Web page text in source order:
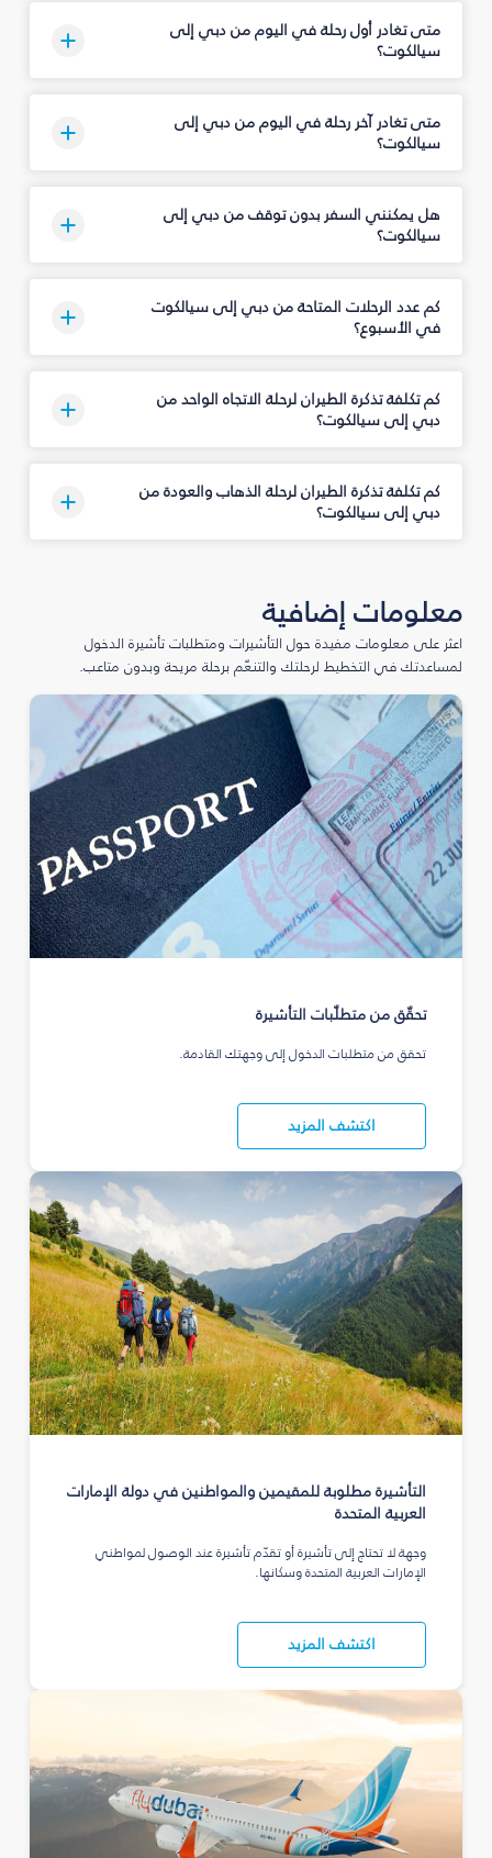
متى تغادر أول رحلة في اليوم من دبي إلى
سيالكوت؟
متى تغادر آخر رحلة في اليوم من دبي إلى
سيالكوت؟
هل يمكنني السفر بدون توقف من دبي إلى
سيالكوت؟
كم عدد الرحلات المتاحة من دبي إلى سيالكوت
في الأسبوع؟
كم تكلفة تذكرة الطيران لرحلة الاتجاه الواحد من
دبي إلى سيالكوت؟
كم تكلفة تذكرة الطيران لرحلة الذهاب والعودة من
دبي إلى سيالكوت؟
معلومات إضافية
اعثر على معلومات مفيدة حول التأشيرات ومتطلبات تأشيرة الدخول
لمساعدتك في التخطيط لرحلتك والتنعّم برحلة مريحة وبدون متاعب.
تحقّق من متطلّبات التأشيرة
تحقق من متطلبات الدخول إلى وجهتك القادمة.
اكتشف المزيد
التأشيرة مطلوبة للمقيمين والمواطنين في دولة الإمارات
العربية المتحدة
وجهة لا تحتاج إلى تأشيرة أو تقدّم تأشيرة عند الوصول لمواطني
الإمارات العربية المتحدة وسكانها.
اكتشف المزيد